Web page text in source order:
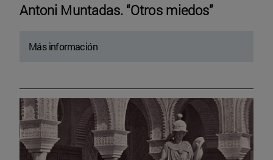
Antoni Muntadas. “Otros miedos”
Más información